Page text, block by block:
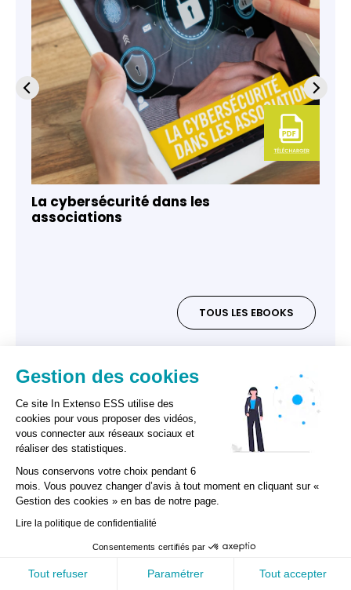
La cybersécurité dans les
associations
TOUS LES EBOOKS
Nos Experts
Nos experts vous répondent et vous
accompagnent dans vos démarches
Accueil Recherche Contact
Gestion des cookies
Ce site In Extenso ESS utilise des
cookies pour vous proposer des vidéos,
vous connecter aux réseaux sociaux et
réaliser des statistiques.
Nous conservons votre choix pendant 6
mois. Vous pouvez changer d’avis à tout moment en cliquant sur «
Gestion des cookies » en bas de notre page.
Lire la politique de confidentialité
Consentements certifiés par
Tout refuser Paramétrer Tout accepter
GESTION DES COOKIES